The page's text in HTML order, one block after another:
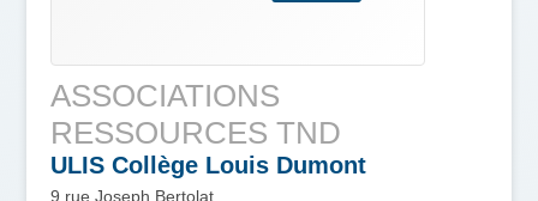
ASSOCIATIONS
RESSOURCES TND
ULIS Collège Louis Dumont
9 rue Joseph Bertolat